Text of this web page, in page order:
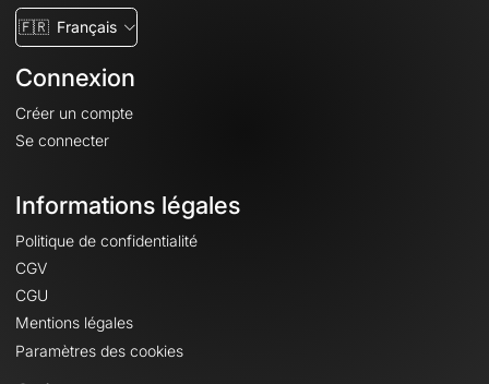
🇫🇷 Français
Connexion
Créer un compte
Se connecter
Informations légales
Politique de confidentialité
CGV
CGU
Mentions légales
Paramètres des cookies